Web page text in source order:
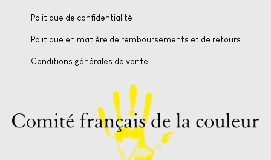
Politique de confidentialité
Politique en matière de remboursements et de retours
Conditions générales de vente